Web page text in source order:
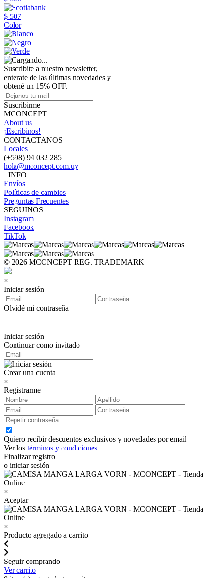
$ 587
Color
Suscribite a nuestro newsletter,
enterate de las últimas novedades y
obtené un 15% OFF.
Suscribirme
MCONCEPT
About us
¡Escribinos!
CONTACTANOS
Locales
(+598) 94 032 285
hola@mconcept.com.uy
+INFO
Envíos
Políticas de cambios
Preguntas Frecuentes
SEGUINOS
Instagram
Facebook
TikTok
© 2026 MCONCEPT REG. TRADEMARK
×
Iniciar sesión
Olvidé mi contraseña
Iniciar sesión
Continuar como invitado
Crear una cuenta
×
Registrarme
Quiero recibir descuentos exclusivos y novedades por email
Ver los términos y condiciones
Finalizar registro
o iniciar sesión
×
Aceptar
×
Producto agregado a carrito
Seguir comprando
Ver carrito